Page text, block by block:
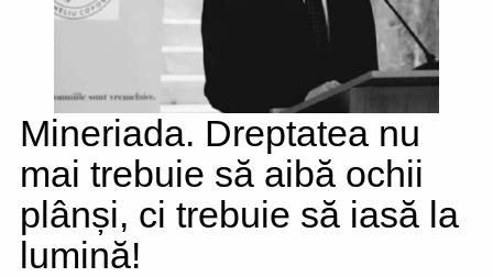
Mineriada. Dreptatea nu
mai trebuie să aibă ochii
plânși, ci trebuie să iasă la
lumină!